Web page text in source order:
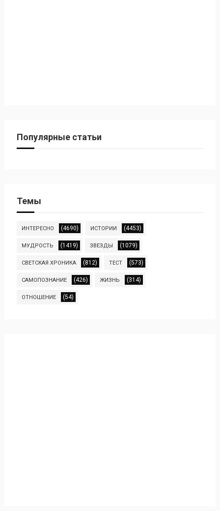
Популярные статьи
Темы
ИНТЕРЕСНО (4690) ИСТОРИИ (4453)
МУДРОСТЬ (1419) ЗВЕЗДЫ (1079)
СВЕТСКАЯ ХРОНИКА (812) ТЕСТ (573)
САМОПОЗНАНИЕ (426) ЖИЗНЬ (314)
ОТНОШЕНИЕ (54)